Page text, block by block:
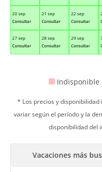
20 sep
Consultar
21 sep
Consultar
22 sep
Consultar
27 sep
Consultar
28 sep
Consultar
29 sep
Consultar
Indisponible
* Los precios y
variar según el período y la
disponibilidad del
Vacaciones más